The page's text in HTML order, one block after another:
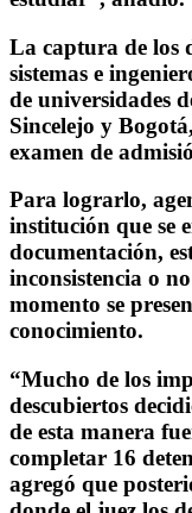
La captura de los
sistemas e
de universidades
Sincelejo y
examen de
Para lograrlo,
institución que se
documentación,
inconsistencia o
momento se
conocimiento.
“Mucho de los
descubiertos
de esta manera
completar 16
agregó que